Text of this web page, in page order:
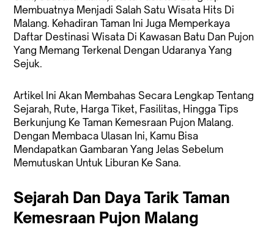
Membuatnya Menjadi Salah Satu Wisata Hits Di
Malang. Kehadiran Taman Ini Juga Memperkaya
Daftar Destinasi Wisata Di Kawasan Batu Dan Pujon
Yang Memang Terkenal Dengan Udaranya Yang
Sejuk.
Artikel Ini Akan Membahas Secara Lengkap Tentang
Sejarah, Rute, Harga Tiket, Fasilitas, Hingga Tips
Berkunjung Ke Taman Kemesraan Pujon Malang.
Dengan Membaca Ulasan Ini, Kamu Bisa
Mendapatkan Gambaran Yang Jelas Sebelum
Memutuskan Untuk Liburan Ke Sana.
Sejarah Dan Daya Tarik Taman
Kemesraan Pujon Malang